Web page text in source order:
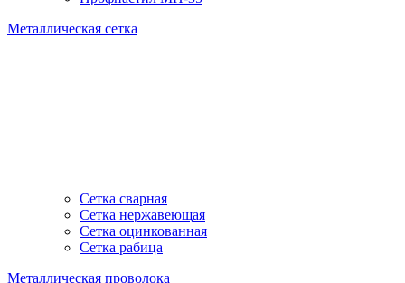
Металлическая сетка
Сетка сварная
Сетка нержавеющая
Сетка оцинкованная
Сетка рабица
Металлическая проволока